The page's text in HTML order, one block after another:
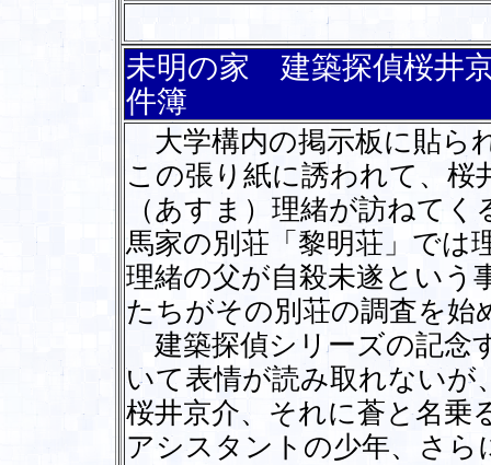
未明の家 建築探偵桜井
件簿
大学構内の掲示板に貼ら
この張り紙に誘われて、桜
（あすま）理緒が訪ねて
馬家の別荘「黎明荘」では
理緒の父が自殺未遂という
たちがその別荘の調査を始
建築探偵シリーズの記念
いて表情が読み取れないが
桜井京介、それに蒼と名乗
アシスタントの少年、さ